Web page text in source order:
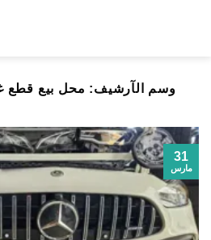
وسم الآرشيف: محل بيع قطع
31
مارس